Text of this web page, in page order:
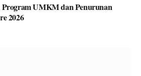
UMKM dan Penurunan
2026